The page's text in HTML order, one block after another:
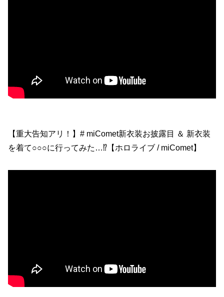
【重大告知アリ！】# miComet新衣装お披露目 ＆ 新衣装
を着て○○○に行ってみた…⁉【ホロライブ / miComet】